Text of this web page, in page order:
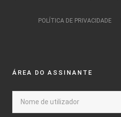
POLÍTICA DE PRIVACIDADE
ÁREA DO ASSINANTE